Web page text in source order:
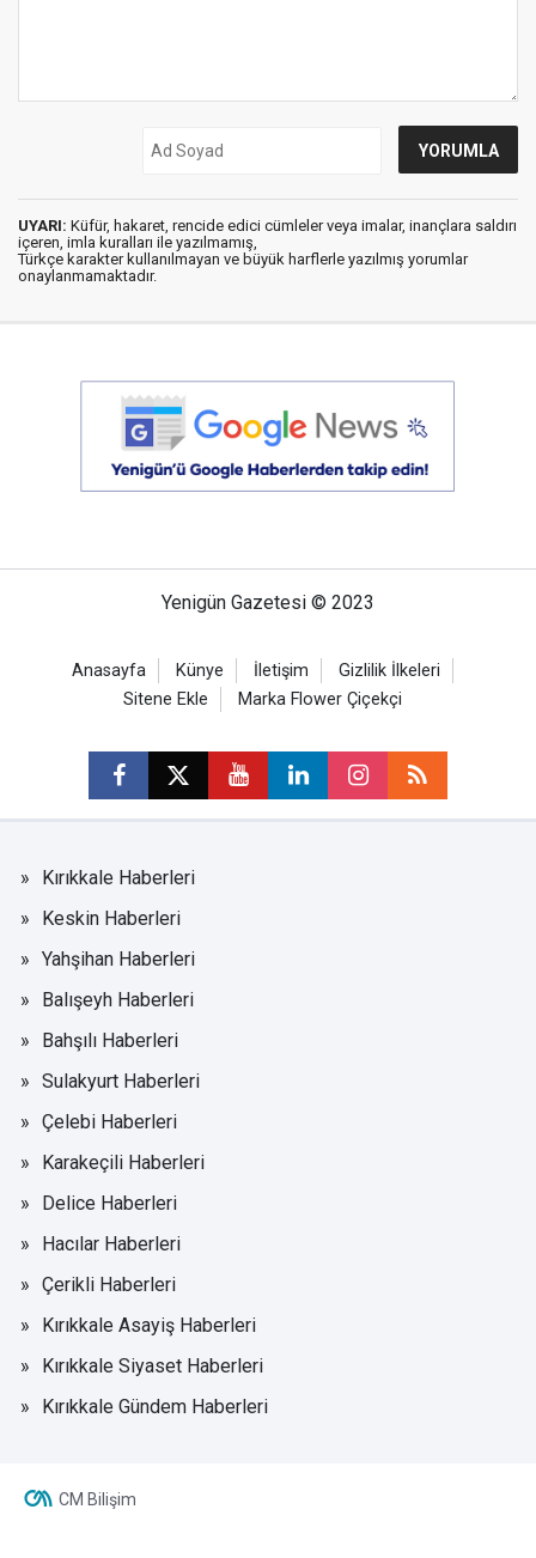
UYARI: Küfür, hakaret, rencide edici cümleler veya imalar, inançlara saldırı
içeren, imla kuralları ile yazılmamış,
Türkçe karakter kullanılmayan ve büyük harflerle yazılmış yorumlar
onaylanmamaktadır.
Yenigün Gazetesi © 2023
Anasayfa Künye İletişim
Gizlilik İlkeleri
Sitene Ekle
Marka Flower Çiçekçi
Kırıkkale Haberleri
Keskin Haberleri
Yahşihan Haberleri
Balışeyh Haberleri
Bahşılı Haberleri
Sulakyurt Haberleri
Çelebi Haberleri
Karakeçili Haberleri
Delice Haberleri
Hacılar Haberleri
Çerikli Haberleri
Kırıkkale Asayiş Haberleri
Kırıkkale Siyaset Haberleri
Kırıkkale Gündem Haberleri
CM Bilişim